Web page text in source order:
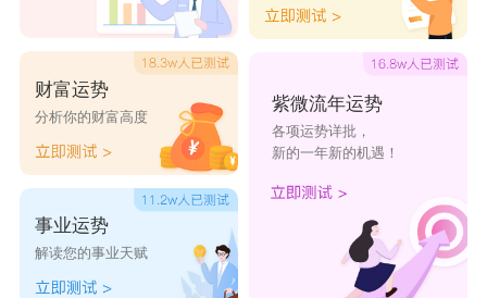
智者永不入爱河 只够爱你
仅限观赏 凌乱的潮人
不痛不痒 隔壁家老王 单人旅途
难言旧梦情愫与 我想继续爱你 时间温柔皆遗憾
她还未婚我想等
等
刀不及她一半冷 她说万幸得以相
识
财富运势
分析你的财富高度
事业运势
解读您的事业天赋
紫微流年运势
各项运势详批，
新的一年新的机遇！